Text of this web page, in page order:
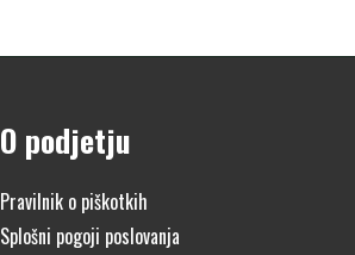
O podjetju
Pravilnik o piškotkih
Splošni pogoji poslovanja